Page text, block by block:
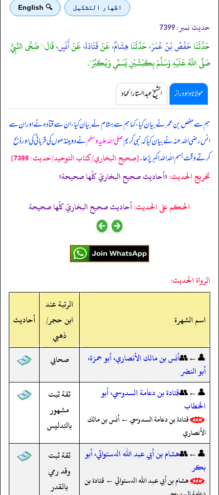
اظهار التشكيل 🔍 English
حدیث نمبر: 7399
حَدَّثَنَاحَفْصُ بْنُ عُمَرَ، حَدَّثَنَاهِشَامٌ، عَنْقَتَادَةَ، عَنْأَنَسٍ، قَالَ:" ضَحَّى النَّبِيُّ
صَلَّى اللَّهُ عَلَيْهِ وَسَلَّمَ بِكَبْشَيْنِ يُسَمِّي وَيُكَبِّرُ".
مولانا داود راز الشیخ عبدالستار الحماد
ہم سے حفص بن عمر نے بیان کیا، کہا ہم سے ہشام نے بیان کیا، ان سے قتادہ نے اور ان سے
انس رضی اللہ عنہ نے بیان کیا کہنبی کریمصلی اللہ علیہ وسلمنے دو مینڈھوں کی قربانی کی اور ذبح
کرتے وقت بسم اللہ اللہ اکبر پڑھا۔[صحيح البخاري/كتاب التوحيد/حدیث: 7399]
تخریج الحدیث:«أحاديث صحيح البخاريّ كلّها صحيحة»
الحكم على الحديث:أحاديث صحيح البخاريّ كلّها صحيحة
الرواة الحديث:
اسم الشهرة
الرتبة عند
ابن حجر/
ذهبي
أحاديث
👤←👥أنس بن مالك الأنصاري، أبو حمزة،
أبو النضر
صحابي
👤←👥قتادة بن دعامة السدوسي، أبو
الخطاب
قتادة بن دعامة السدوسي ← أنس بن مالك
الأنصاري
ثقة ثبت
مشهور
بالتدليس
👤←👥هشام بن أبي عبد الله الدستوائي، أبو
بكر
هشام بن أبي عبد الله الدستوائي ← قتادة بن
ثقة ثبت
وقد رمي
بالقدر